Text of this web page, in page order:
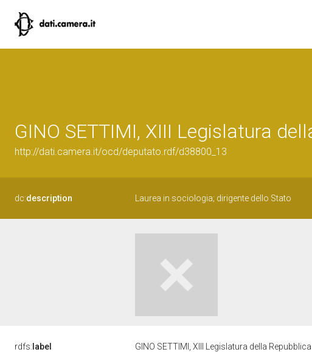
GINO SETTIMI, XIII Legislatura
http://dati.camera.it/ocd/deputato.rdf/d38800_13
dc:description Laurea in sociologia; dirigente dello Stato
rdfs: label GINO SETTIMI, XIII Legislatura della Repubblica